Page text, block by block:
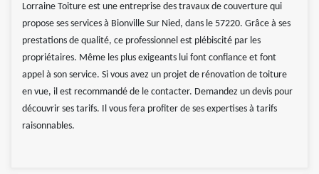
Lorraine Toiture est une entreprise des travaux de couverture qui
propose ses services à Bionville Sur Nied, dans le 57220. Grâce à ses
prestations de qualité, ce professionnel est plébiscité par les
propriétaires. Même les plus exigeants lui font confiance et font
appel à son service. Si vous avez un projet de rénovation de toiture
en vue, il est recommandé de le contacter. Demandez un devis pour
découvrir ses tarifs. Il vous fera profiter de ses expertises à tarifs
raisonnables.